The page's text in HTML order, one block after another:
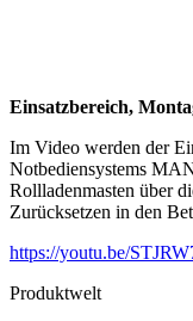
Einsatzbereich,
Im Video werden der
Notbediensystems
Rollladenmasten über
Zurücksetzen in den
https://youtu.be/
Produktwelt